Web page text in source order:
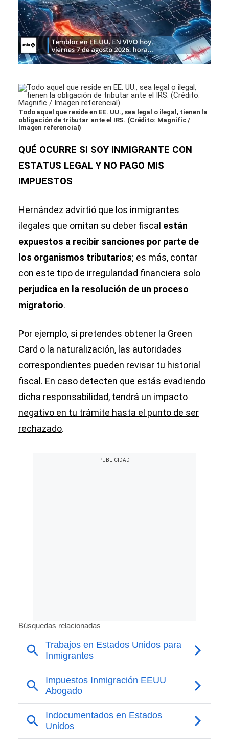
Todo aquel que reside en EE. UU., sea legal o ilegal, tienen la
obligación de tributar ante el IRS. (Crédito: Magnific /
Imagen referencial)
QUÉ OCURRE SI SOY INMIGRANTE CON
ESTATUS LEGAL Y NO PAGO MIS
IMPUESTOS
Hernández advirtió que los inmigrantes
ilegales que omitan su deber fiscal están
expuestos a recibir sanciones por parte de
los organismos tributarios; es más, contar
con este tipo de irregularidad financiera solo
perjudica en la resolución de un proceso
migratorio.
Por ejemplo, si pretendes obtener la Green
Card o la naturalización, las autoridades
correspondientes pueden revisar tu historial
fiscal. En caso detecten que estás evadiendo
dicha responsabilidad, tendrá un impacto
negativo en tu trámite hasta el punto de ser
rechazado.